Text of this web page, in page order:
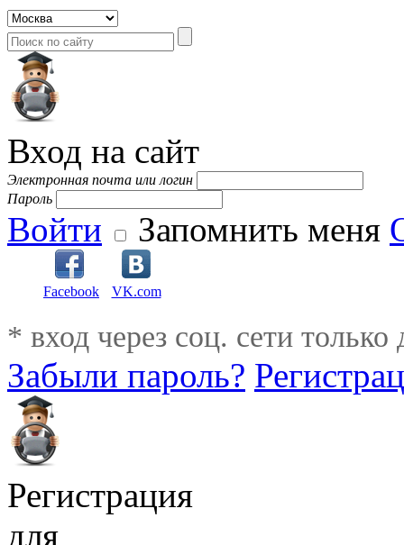
Вход на сайт
Электронная почта или логин
Пароль
Войти Запомнить меня
Facebook VK.com
* вход через соц. сети
Забыли пароль?
Регистрация
для